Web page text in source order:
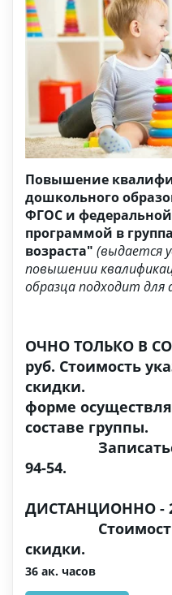
Повышение
дошкольного
ФГОС и
программой в
возраста" (выдается
повышении
образцаподходит
ОЧНО ТОЛЬКО В
руб. Стоимость
скидки.
форме
Записаться
Стоимость
скидки.
36 ак. часов